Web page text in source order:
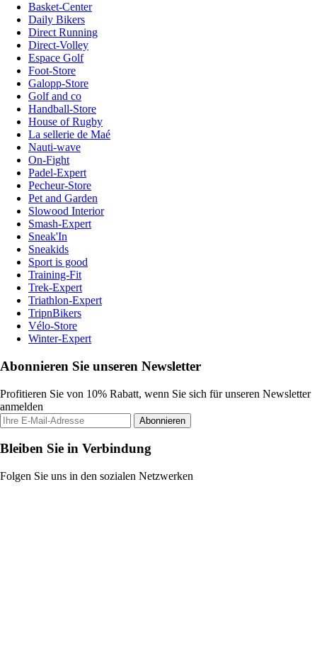
Basket-Center
Daily Bikers
Direct Running
Direct-Volley
Espace Golf
Foot-Store
Galopp-Store
Golf and co
Handball-Store
House of Rugby
La sellerie de Maé
Nauti-wave
On-Fight
Padel-Expert
Pecheur-Store
Pet and Garden
Slowood Interior
Smash-Expert
Sneak'In
Sneakids
Sport is good
Training-Fit
Trek-Expert
Triathlon-Expert
TripnBikers
Vélo-Store
Winter-Expert
Abonnieren Sie unseren Newsletter
Profitieren Sie von 10% Rabatt, wenn Sie sich für unseren Newsletter
anmelden
Abonnieren
Bleiben Sie in Verbindung
Folgen Sie uns in den sozialen Netzwerken